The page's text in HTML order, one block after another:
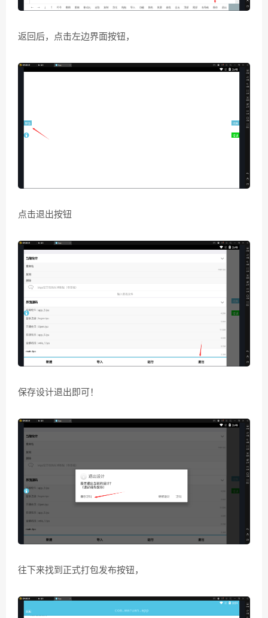
返回后，点击左边界面按钮，
点击退出按钮
保存设计退出即可！
往下来找到正式打包发布按钮，